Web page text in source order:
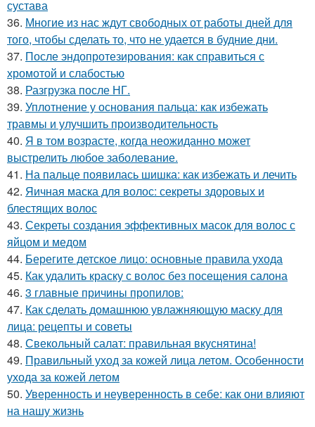
сустава
36. Многие из нас ждут свободных от работы дней для
того, чтобы сделать то, что не удается в будние дни.
37. После эндопротезирования: как справиться с
хромотой и слабостью
38. Разгрузка после НГ.
39. Уплотнение у основания пальца: как избежать
травмы и улучшить производительность
40. Я в том возрасте, когда неожиданно может
выстрелить любое заболевание.
41. На пальце появилась шишка: как избежать и лечить
42. Яичная маска для волос: секреты здоровых и
блестящих волос
43. Секреты создания эффективных масок для волос с
яйцом и медом
44. Берегите детское лицо: основные правила ухода
45. Как удалить краску с волос без посещения салона
46. 3 главные причины пропилов:
47. Как сделать домашнюю увлажняющую маску для
лица: рецепты и советы
48. Свекольный салат: правильная вкуснятина!
49. Правильный уход за кожей лица летом. Особенности
ухода за кожей летом
50. Уверенность и неуверенность в себе: как они влияют
на нашу жизнь